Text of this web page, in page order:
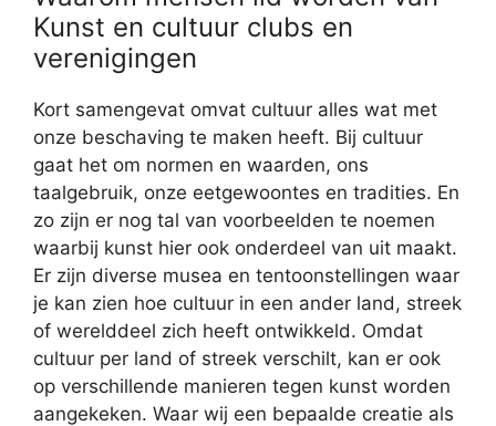
Kunst en cultuur clubs en
verenigingen
Kort samengevat omvat cultuur alles wat met
onze beschaving te maken heeft. Bij cultuur
gaat het om normen en waarden, ons
taalgebruik, onze eetgewoontes en tradities. En
zo zijn er nog tal van voorbeelden te noemen
waarbij kunst hier ook onderdeel van uit maakt.
Er zijn diverse musea en tentoonstellingen waar
je kan zien hoe cultuur in een ander land, streek
of werelddeel zich heeft ontwikkeld. Omdat
cultuur per land of streek verschilt, kan er ook
op verschillende manieren tegen kunst worden
aangekeken. Waar wij een bepaalde creatie als